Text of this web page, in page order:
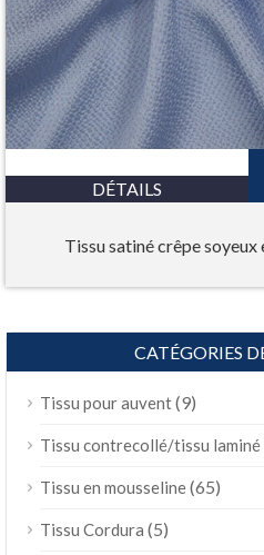
DÉTAILS
Tissu satiné crêpe
CATÉGORIES
Tissu pour auvent(9)
Tissu contrecollé/tissu laminé
Tissu en mousseline(65)
Tissu Cordura (5)